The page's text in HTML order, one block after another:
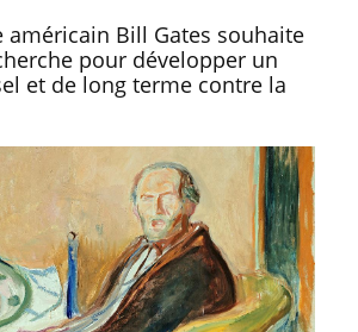
américain Bill Gates souhaite
pour développer un
et de long terme contre la